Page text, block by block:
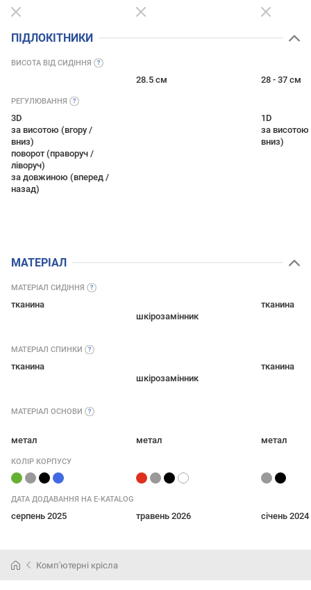
ПІДЛОКІТНИКИ
ВИСОТА ВІД СИДІННЯ
28.5 см 28 - 37 см
РЕГУЛЮВАННЯ
3D
за висотою (вгору /
вниз)
поворот (праворуч /
ліворуч)
за довжиною (вперед /
назад)
1D
за висотою
вниз)
МАТЕРІАЛ
МАТЕРІАЛ СИДІННЯ
тканина
шкірозамінник
тканина
МАТЕРІАЛ СПИНКИ
тканина
шкірозамінник
тканина
МАТЕРІАЛ ОСНОВИ
метал метал метал
КОЛІР КОРПУСУ
ДАТА ДОДАВАННЯ НА E-KATALOG
серпень 2025 травень 2026 січень 2024
Комп'ютерні крісла